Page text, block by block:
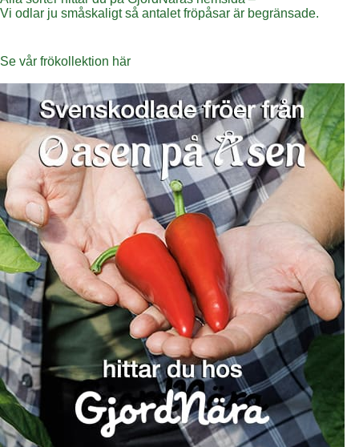
Vi odlar ju småskaligt så antalet fröpåsar är begränsade.
Se vår frökollektion här